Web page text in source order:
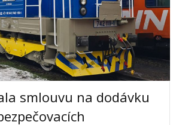
smlouvu na dodávku